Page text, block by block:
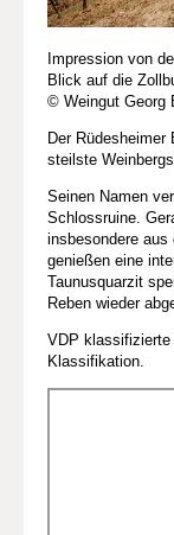
Impression von
Blick auf die
© Weingut Georg
Der
steilste
Seinen Namen
Schlossruine.
insbesondere
genießen eine
Taunusquarzit
Reben wieder
VDP klassifizierte
Klassifikation.